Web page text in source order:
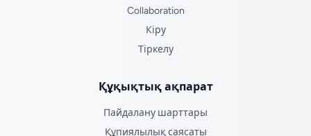
Collaboration
Кіру
Тіркелу
Құқықтық ақпарат
Пайдалану шарттары
Құпиялылық саясаты